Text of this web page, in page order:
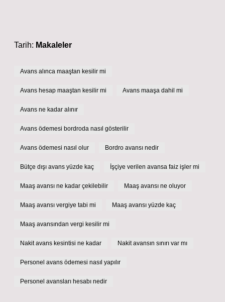
Tarih: Makaleler
Avans alınca maaştan kesilir mi
Avans hesap maaştan kesilir mi Avans maaşa dahil mi
Avans ne kadar alınır
Avans ödemesi bordroda nasıl gösterilir
Avans ödemesi nasıl olur Bordro avansı nedir
Bütçe dışı avans yüzde kaç İşçiye verilen avansa faiz işler mi
Maaş avansı ne kadar çekilebilir Maaş avansı ne oluyor
Maaş avansı vergiye tabi mi Maaş avansı yüzde kaç
Maaş avansından vergi kesilir mi
Nakit avans kesintisi ne kadar Nakit avansın sınırı var mı
Personel avans ödemesi nasıl yapılır
Personel avansları hesabı nedir